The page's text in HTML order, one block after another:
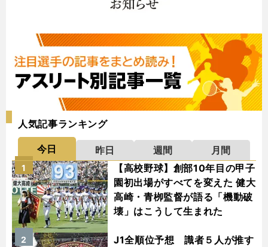
人気記事ランキング
今日 昨日 週間
月間
【高校野球】創部10年目の甲子
園初出場がすべてを変えた 健大
高崎・青栁監督が語る「機動破
壊」はこうして生まれた
1
J1全順位予想 識者５人が推す
2